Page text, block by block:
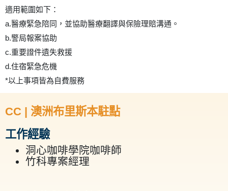
適用範圍如下：
a.醫療緊急陪同，並協助醫療翻譯與保險理賠溝通。
b.警局報案協助
c.重要證件遺失救援
d.住宿緊急危機
*以上事項皆為自費服務
CC | 澳洲布里斯本駐點
工作經驗
洞心咖啡學院咖啡師
竹科專案經理